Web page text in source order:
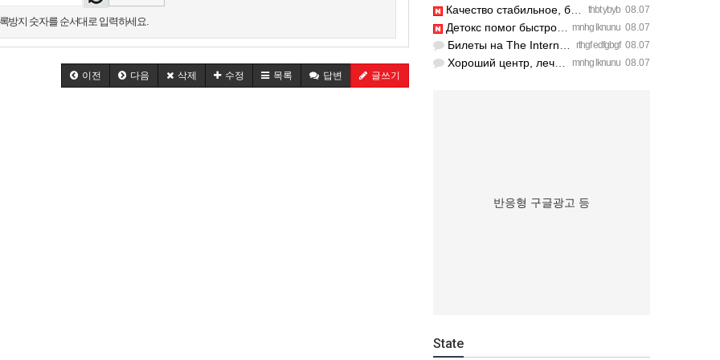
방지 숫자를 순서대로 입력하세요.
이전 다음 삭제 수정 목록 답변 글쓰기
thbt ybyb 08.07
Качество стабильное, берем уже третий раз на планерки. https…
mnhg lknunu 08.07
Детокс помог быстро, качественное лечение алкоголизма Санкт-…
rthgf edfgbgf 08.07
Билеты на The International 2026 перекупы опять сметут за се…
mnhg lknunu 08.07
Хороший центр, лечение алкоголизма Санкт-Петербург проводят …
반응형 구글광고 등
State